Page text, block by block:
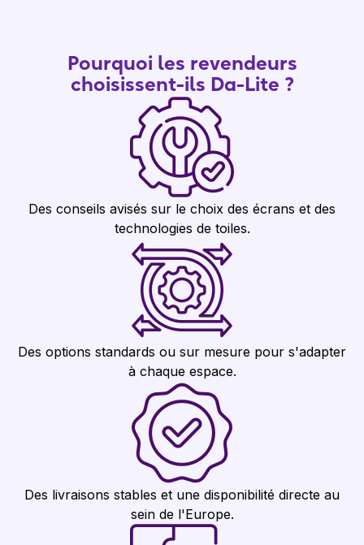
Pourquoi les revendeurs
choisissent-ils Da-Lite ?
Des conseils avisés sur le choix des écrans et des
technologies de toiles.
Des options standards ou sur mesure pour s'adapter
à chaque espace.
Des livraisons stables et une disponibilité directe au
sein de l'Europe.